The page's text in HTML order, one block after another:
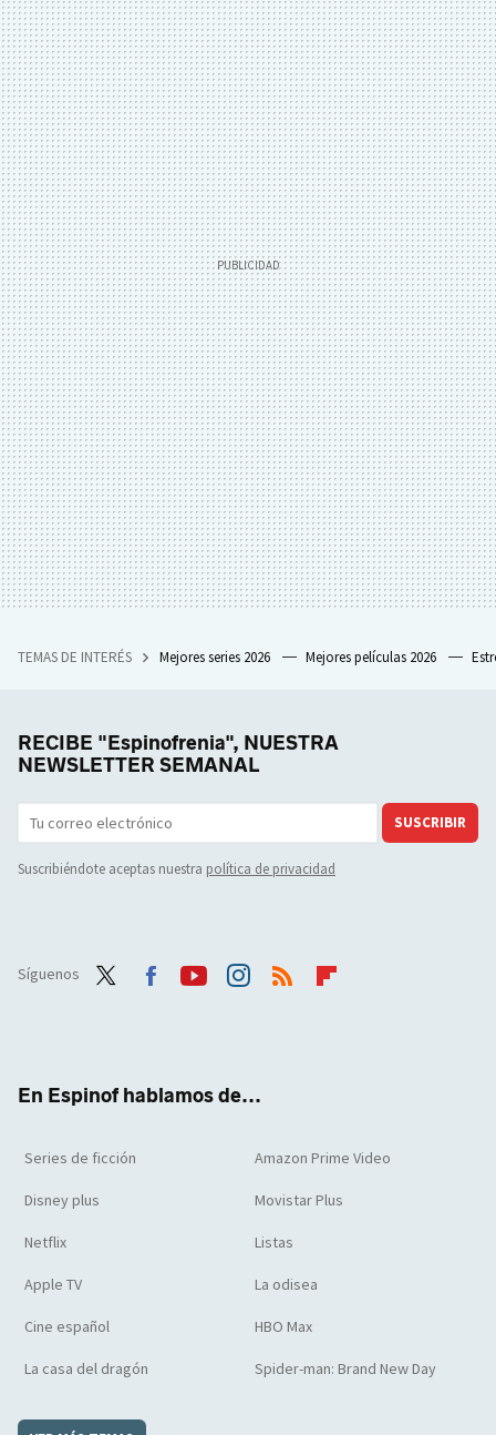
TEMAS DE INTERÉS Mejores series 2026 Mejores películas 2026
RECIBE "Espinofrenia", NUESTRA
NEWSLETTER SEMANAL
SUSCRIBIR
Suscribiéndote aceptas nuestra política de privacidad
Síguenos
En Espinof hablamos de...
Series de ficción Amazon Prime Video
Disney plus Movistar Plus
Netflix Listas
Apple TV La odisea
Cine español HBO Max
La casa del dragón Spider-man: Brand New Day